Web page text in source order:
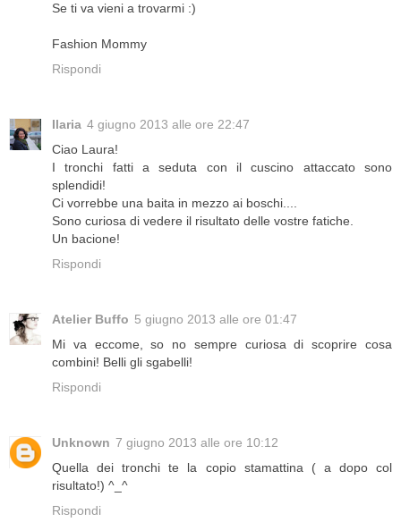
Se ti va vieni a trovarmi :)
Fashion Mommy
Rispondi
Ilaria 4 giugno 2013 alle ore 22:47
Ciao Laura!
I tronchi fatti a seduta con il cuscino attaccato sono
splendidi!
Ci vorrebbe una baita in mezzo ai boschi....
Sono curiosa di vedere il risultato delle vostre fatiche.
Un bacione!
Rispondi
Atelier Buffo 5 giugno 2013 alle ore 01:47
Mi va eccome, so no sempre curiosa di scoprire cosa
combini! Belli gli sgabelli!
Rispondi
Unknown 7 giugno 2013 alle ore 10:12
Quella dei tronchi te la copio stamattina ( a dopo col
risultato!) ^_^
Rispondi